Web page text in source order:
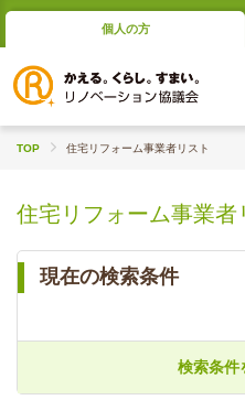
個人の方
TOP 住宅リフォーム事業者リスト
住宅リフォーム事業者
現在の検索条件
検索条件